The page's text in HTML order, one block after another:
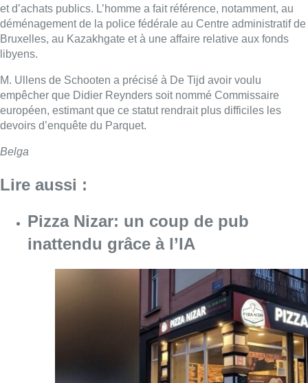
et d’achats publics. L’homme a fait référence, notamment, au
déménagement de la police fédérale au Centre administratif de
Bruxelles, au Kazakhgate et à une affaire relative aux fonds
libyens.
M. Ullens de Schooten a précisé à De Tijd avoir voulu
empêcher que Didier Reynders soit nommé Commissaire
européen, estimant que ce statut rendrait plus difficiles les
devoirs d’enquête du Parquet.
Belga
Lire aussi :
Pizza Nizar: un coup de pub
inattendu grâce à l’IA